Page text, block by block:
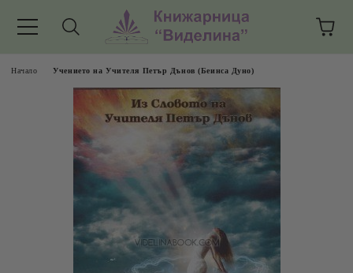
Начало Учението на Учителя Петър Дънов (Беинса Дуно)